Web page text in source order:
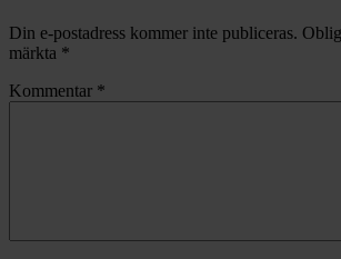
Din e-postadress kommer inte publiceras.
märkta *
Kommentar *